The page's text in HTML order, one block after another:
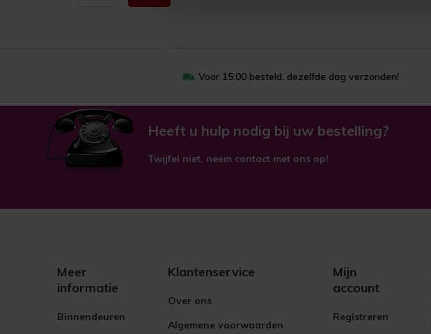
Voor 15:00 besteld, dezelfde dag verzonden!
Heeft u hulp nodig bij uw bestelling?
Twijfel niet, neem contact met ons op!
Meer
informatie
Binnendeuren
Klantenservice
Over ons
Algemene voorwaarden
Mijn
account
Registreren